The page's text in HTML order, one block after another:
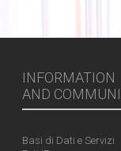
INFORMATION
AND
Basi di Dati e Servizi